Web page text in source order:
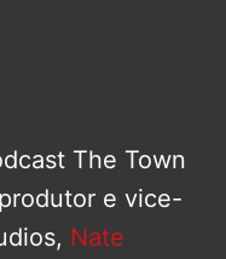
The Town
e vice-
Nate